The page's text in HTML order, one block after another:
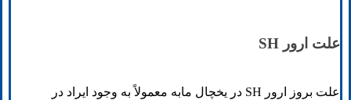
علت ارور SH
علت بروز ارور SH در یخچال مابه معمولاً به وجود ایراد در